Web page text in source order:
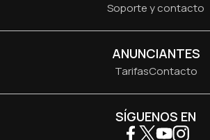
Soporte y contacto
ANUNCIANTES
TarifasContacto
SÍGUENOS EN